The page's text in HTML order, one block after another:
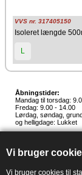
Vi bruger
Vi bruger cookies til
VVS nr. 317405150
Isoleret længde
L
Åbningstider:
Mandag til torsdag:
Fredag: 9.00 - 14.00
Lørdag, søndag,
og helligdage: Lukket
Hunnerupvej 3, 6920
E-mail:
PA: